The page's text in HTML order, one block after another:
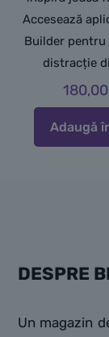
Accesează
Builder pentru
distracție
180,00
Adaugă
DESPRE
Un magazin